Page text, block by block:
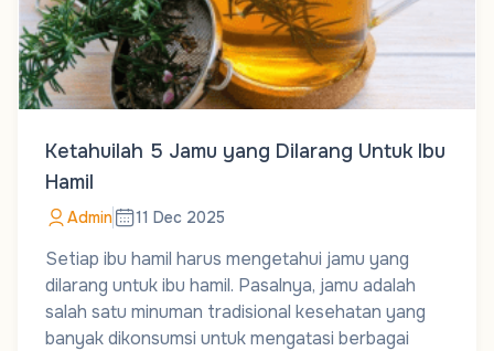
Ketahuilah 5 Jamu yang Dilarang Untuk Ibu
Hamil
Admin 11 Dec 2025
Setiap ibu hamil harus mengetahui jamu yang
dilarang untuk ibu hamil. Pasalnya, jamu adalah
salah satu minuman tradisional kesehatan yang
banyak dikonsumsi untuk mengatasi berbagai